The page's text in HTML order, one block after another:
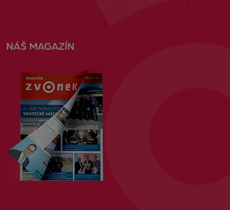
NÁŠ MAGAZÍN